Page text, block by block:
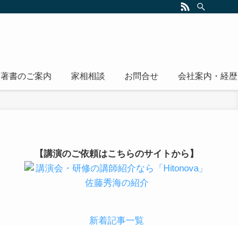
著書のご案内 家相相談 お問合せ 会社案内・経歴
【講演のご依頼はこちらのサイトから】
新着記事一覧